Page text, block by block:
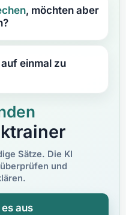
, möchten aber
auf einmal zu
Sätze. Die KI
und
aus